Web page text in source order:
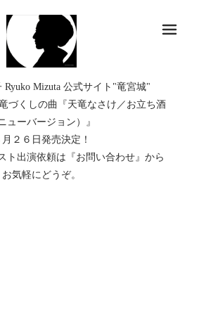
Ryuko Mizuta 公式サイト"竜宮城"
づくしの曲『天竜なさけ／お立ち酒
ューバージョン）』
月２６日発売決定！
ト出演依頼は『お問い合わせ』から
お気軽にどうぞ。